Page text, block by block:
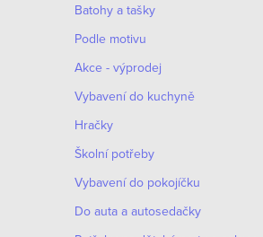
Batohy a tašky
Podle motivu
Akce - výprodej
Vybavení do kuchyně
Hračky
Školní potřeby
Vybavení do pokojíčku
Do auta a autosedačky